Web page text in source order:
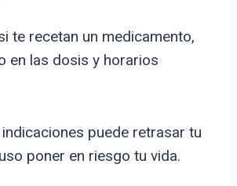
te recetan un medicamento,
en las dosis y horarios
puede retrasar tu
poner en riesgo tu vida.